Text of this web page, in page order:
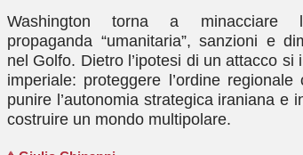
Washington torna a minacciare
propaganda “umanitaria”, sanzioni e
nel Golfo. Dietro l’ipotesi di un attacco si
imperiale: proteggere l’ordine
punire l’autonomia strategica iraniana e
costruire un mondo multipolare.